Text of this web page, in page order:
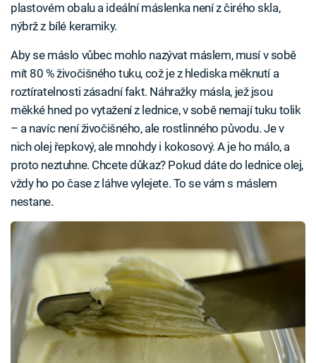
plastovém obalu a ideální máslenka není z čirého skla,
nýbrž z bílé keramiky.
Aby se máslo vůbec mohlo nazývat máslem, musí v sobě
mít 80 % živočišného tuku, což je z hlediska měknutí a
roztíratelnosti zásadní fakt. Náhražky másla, jež jsou
měkké hned po vytažení z lednice, v sobě nemají tuku tolik
– a navíc není živočišného, ale rostlinného původu. Je v
nich olej řepkový, ale mnohdy i kokosový. A je ho málo, a
proto neztuhne. Chcete důkaz? Pokud dáte do lednice olej,
vždy ho po čase z láhve vylejete. To se vám s máslem
nestane.